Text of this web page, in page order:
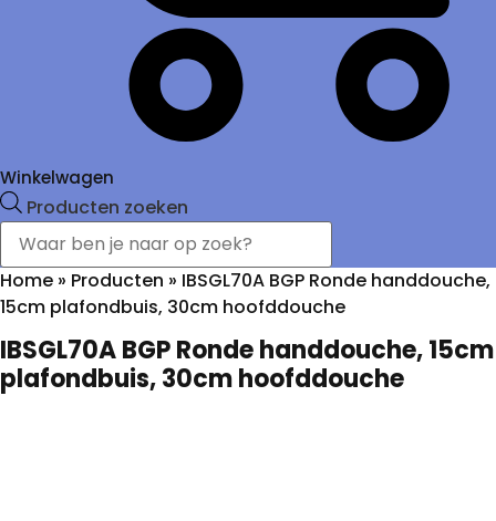
Winkelwagen
Producten zoeken
Home » Producten » IBSGL70A BGP Ronde handdouche,
15cm plafondbuis, 30cm hoofddouche
IBSGL70A BGP Ronde handdouche, 15cm
plafondbuis, 30cm hoofddouche